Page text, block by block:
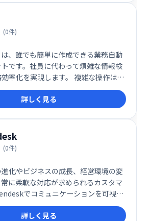
(0件)
、誰でも簡単に作成できる業務自動
です。社員に代わって煩雑な情報検
率化を実現します。 複雑な操作は不
入可能です。 問い合わせ対応の効率化
減に貢献します。
詳しく見る
(0件)
化やビジネスの成長、経営環境の変
に柔軟な対応が求められるカスタマ
でコミュニケーションを可視化
待値を超える体験を届けませんか？
詳しく見る